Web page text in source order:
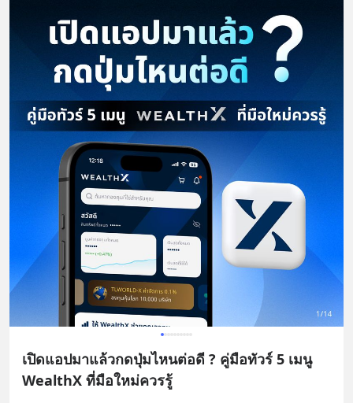
เปิดแอปมาแล้วกดปุ่มไหนต่อดี ? คู่มือทัวร์ 5 เมนู
WealthX ที่มือใหม่ควรรู้